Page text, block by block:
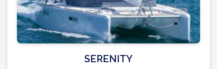
SERENITY